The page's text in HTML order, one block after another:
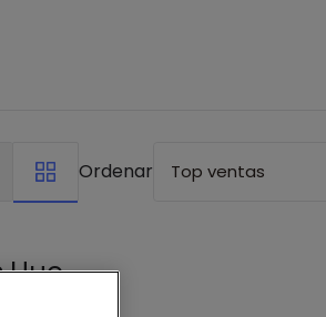
Ordenar Top ventas
Hue